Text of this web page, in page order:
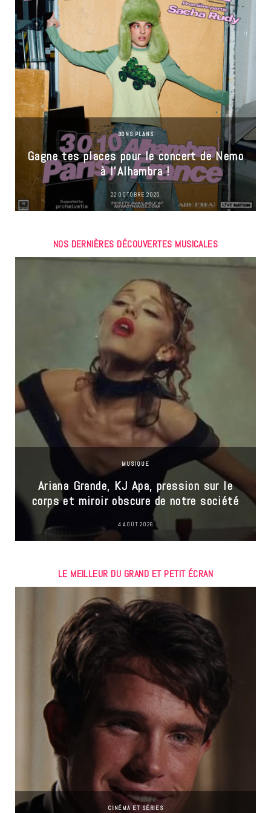
BONS PLANS
Gagne tes places pour le concert de Nemo
à l’Alhambra !
22 OCTOBRE 2025
NOS DERNIÈRES DÉCOUVERTES MUSICALES
MUSIQUE
Ariana Grande, KJ Apa, pression sur le
corps et miroir obscure de notre société
4 AOÛT 2026
LE MEILLEUR DU GRAND ET PETIT ÉCRAN
CINÉMA ET SÉRIES